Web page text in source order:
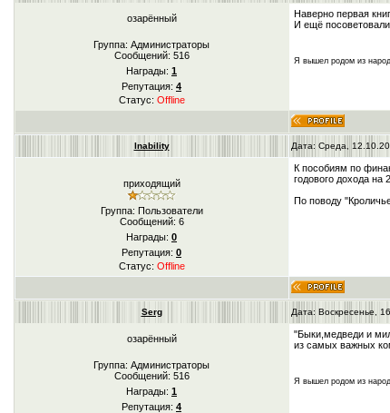
озарённый
Группа: Администраторы
Сообщений: 516
Награды: 1
Репутация: 4
Статус: Offline
Наверно первая
И ещё
Я вышел родом из
Inability Дата: Среда,
приходящий
Группа: Пользователи
Сообщений: 6
Награды: 0
Репутация: 0
Статус: Offline
К пособиям по
годового дохода на
По поводу
Serg Дата: Воскресенье,
озарённый
Группа: Администраторы
Сообщений: 516
Награды: 1
Репутация: 4
"Быки,медведи и
из самых важных
Я вышел родом из